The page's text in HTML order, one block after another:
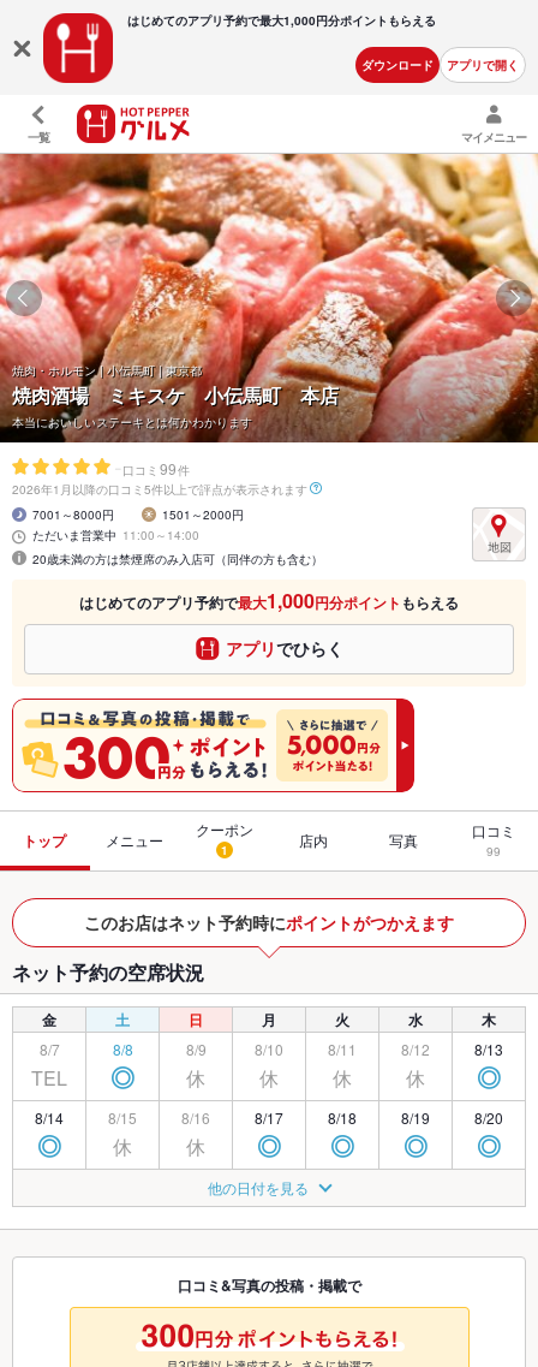
はじめてのアプリ予約で最大1,000円分ポイントもらえる
ダウンロード アプリで開く
一覧 マイメニュー
焼肉・ホルモン | 小伝馬町 | 東京都
焼肉酒場 ミキスケ 小伝馬町 本店
本当においしいステーキとは何かわかります
- 口コミ 99件
2026年1月以降の口コミ5件以上で評点が表示されます
7001～8000円
1501～2000円
ただいま営業中 11:00～14:00
20歳未満の方は禁煙席のみ入店可（同伴の方も含む）
はじめてのアプリ予約で最大1,000円分ポイント もらえる
アプリでひらく
トップ メニュー
クーポン
1 店内 写真 口コミ
99
このお店はネット予約時にポイントがつかえます
ネット予約の空席状況
金 土 日 月 火 水 木
8/7
TEL
8/8
◎
8/9
休
8/10
休
8/11
休
8/12
休
8/13
◎
8/14
◎
8/15
休
8/16
休
8/17
◎
8/18
◎
8/19
◎
8/20
◎
◎ ◎
8/23
休
8/24
◎
8/25
◎ ◎ ◎
8/28 8/29 8/30
休
8/31
◎
9/1
◎
9/2 9/3
9/6
休 ◎ ◎ ◎
他の日付を見る
口コミ&写真の投稿・掲載で